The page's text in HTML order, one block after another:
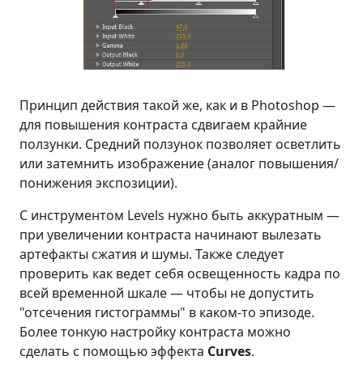
Принцип действия такой же, как и в Photoshop —
для повышения контраста сдвигаем крайние
ползунки. Средний ползунок позволяет осветлить
или затемнить изображение (аналог повышения/
понижения экспозиции).
С инструментом Levels нужно быть аккуратным —
при увеличении контраста начинают вылезать
артефакты сжатия и шумы. Также следует
проверить как ведет себя освещенность кадра по
всей временной шкале — чтобы не допустить
"отсечения гистограммы" в каком-то эпизоде.
Более тонкую настройку контраста можно
сделать с помощью эффекта Curves.